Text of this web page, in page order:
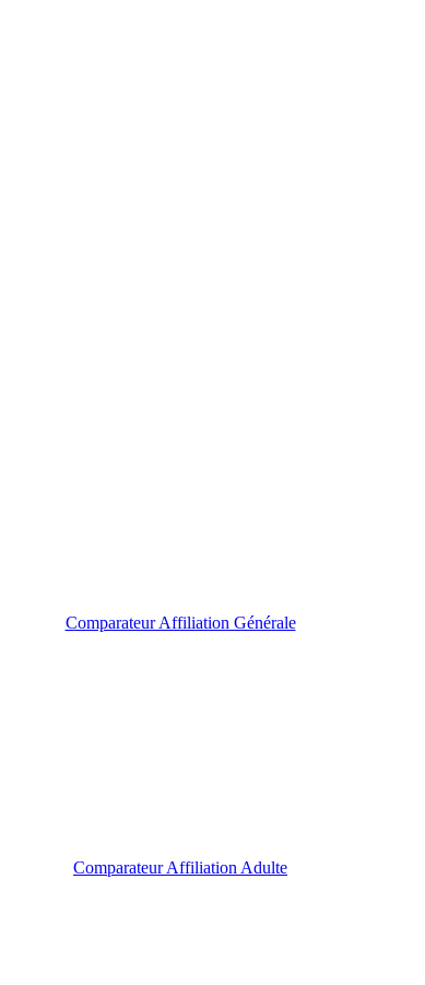
Comparateur Affiliation Générale
Comparateur Affiliation Adulte